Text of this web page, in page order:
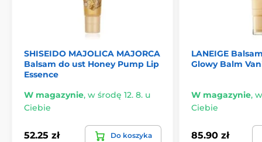
SHISEIDO MAJOLICA MAJORCA
Balsam do ust Honey Pump Lip
Essence
W magazynie, w środę 12. 8. u
Ciebie
52.25 zł Do koszyka
LANEIGE
Glowy Balm
W magazynie,
Ciebie
85.90 zł